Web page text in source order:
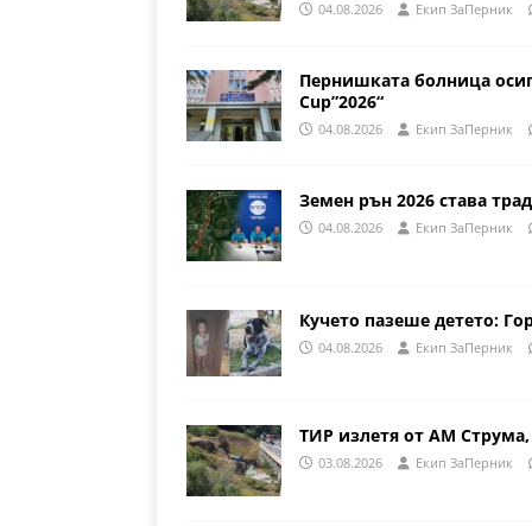
04.08.2026 Eкип ЗаПерник
Пернишката болница
Cup”2026“
04.08.2026 Eкип ЗаПерник
Земен рън 2026 става
04.08.2026 Eкип ЗаПерник
Кучето пазеше детето:
04.08.2026 Eкип ЗаПерник
ТИР излетя от АМ
03.08.2026 Eкип ЗаПерник